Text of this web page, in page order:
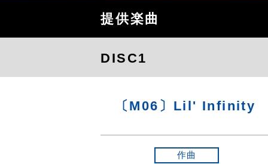
提供楽曲
DISC1
〔M06〕Lil' Infinity
作曲